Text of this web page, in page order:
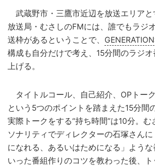
武蔵野市・三鷹市近辺を放送エリアと
放送局・むさしのFMには、誰でもラジ
送枠があるということで、
構成も自分だけで考え、15分間のラジオ
上げる。
タイトルコール、自己紹介、OPトー
という5つのポイントを踏まえた15分間
実際トークをする“持ち時間”は10分。む
ソナリティでディレクターの石塚さん
になれる、あるいはためになる」よう
いった番組作りのコツを教わった後、ト